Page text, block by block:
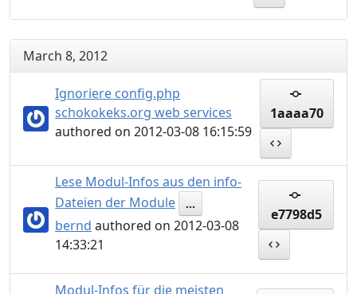
March 8, 2012
Ignoriere config.php
schokokeks.org web services
authored on 2012-03-08 16:15:59
1aaaa70
Lese Modul-Infos aus den info-
Dateien der Module
...
bernd authored on 2012-03-08
14:33:21
e7798d5
Modul-Infos für die meisten